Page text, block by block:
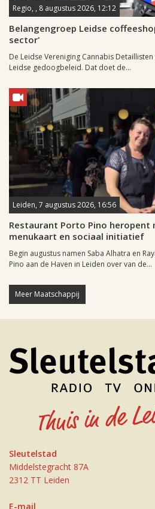
Regio, , 8 augustus 2026, 12:12
Belangengroep Leidse
sector'
De Leidse Vereniging Cannabis
Leidse gedoogbeleid. Dat doet de...
Leiden, 7 augustus 2026, 16:56
Restaurant Porto Pino heropent
menukaart en sociaal initiatief
Begin augustus namen Saba Alhatra en
Pino aan de Haven in Leiden over van de...
Meer Maatschappij
Sleutelstad
Middelstegracht 87A
2312 TT Leiden
E-mail